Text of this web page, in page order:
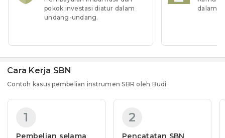
pokok investasi diatur dalam
undang-undang.
dalam
Cara Kerja SBN
Contoh kasus pembelian instrumen SBR oleh Budi
1
Pembelian selama
2
Pencatatan SBN